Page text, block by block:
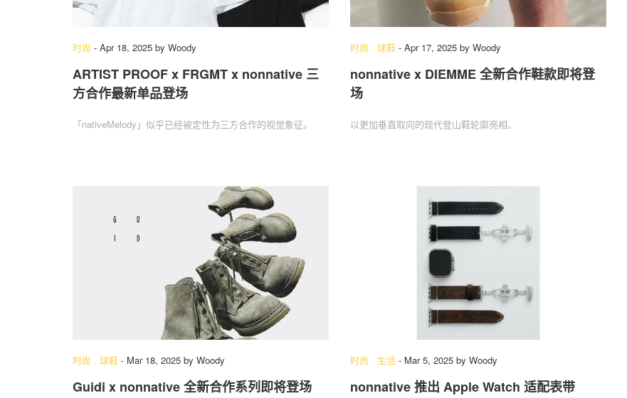
时尚 - Apr 18, 2025 by Woody
ARTIST PROOF x FRGMT x nonnative 三
方合作最新单品登场
「nativeMelody」似乎已经被定性为三方合作的视觉象征。
时尚 . 球鞋 - Apr 17, 2025 by Woody
nonnative x DIEMME 全新合作鞋款即将登
场
以更加垂直取向的现代登山鞋轮廓亮相。
时尚 . 球鞋 - Mar 18, 2025 by Woody
Guidi x nonnative 全新合作系列即将登场
时尚 . 生活 - Mar 5, 2025 by Woody
nonnative 推出 Apple Watch 适配表带